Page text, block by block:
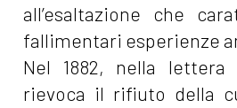
all’esaltazione che
fallimentari esperienze
Nel 1882, nella
rievoca il rifiuto della